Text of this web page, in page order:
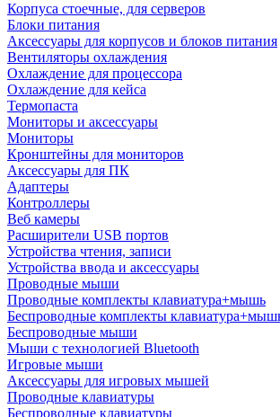
Корпуса стоечные, для серверов
Блоки питания
Аксессуары для корпусов и блоков питания
Вентиляторы охлаждения
Охлаждение для процессора
Охлаждение для кейса
Термопаста
Мониторы и аксессуары
Мониторы
Кронштейны для мониторов
Аксессуары для ПК
Адаптеры
Контроллеры
Веб камеры
Расширители USB портов
Устройства чтения, записи
Устройства ввода и аксессуары
Проводные мыши
Проводные комплекты клавиатура+мышь
Беспроводные комплекты
Беспроводные мыши
Мыши с технологией Bluetooth
Игровые мыши
Аксессуары для игровых мышей
Проводные клавиатуры
Беспроводные клавиатуры